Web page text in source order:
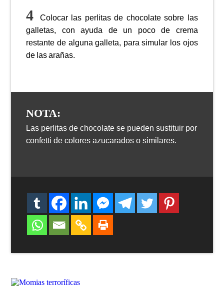
Colocar las perlitas de chocolate sobre las
galletas, con ayuda de un poco de crema
restante de alguna galleta, para simular los ojos
de las arañas.
NOTA:
Las perlitas de chocolate se pueden sustituir por
confetti de colores azucarados o similares.